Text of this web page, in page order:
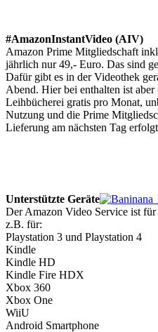
#AmazonInstantVideo (AIV)
Amazon Prime Mitgliedschaft
jährlich nur 49,- Euro. Das sind
Dafür gibt es in der Videothek
Abend. Hier bei enthalten ist
Leihbücherei gratis pro Monat,
Nutzung und die Prime
Lieferung am nächsten Tag
Unterstützte Geräte
Der Amazon Video Service ist
z.B. für:
Playstation 3 und Playstation 4
Kindle
Kindle HD
Kindle Fire HDX
Xbox 360
Xbox One
WiiU
Android Smartphone